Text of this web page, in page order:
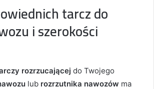
tarcz do
i szerokości
rozrzucającej do Twojego
lub rozrzutnika nawozów ma